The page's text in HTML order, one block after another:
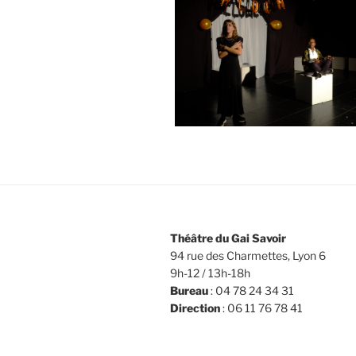
Théâtre du Gai Savoir
94 rue des Charmettes, Lyon 6
9h-12 / 13h-18h
Bureau: 04 78 24 34 31
Direction: 06 11 76 78 41